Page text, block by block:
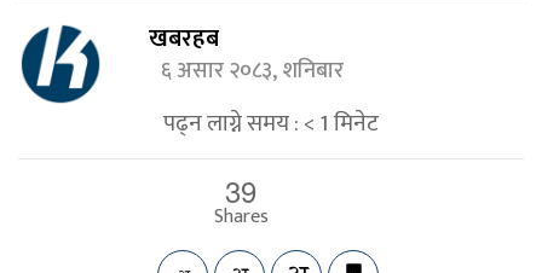
खबरहब
६ असार २०८३, शनिबार
पढ्न लाग्ने समय :< 1मिनेट
39
Shares